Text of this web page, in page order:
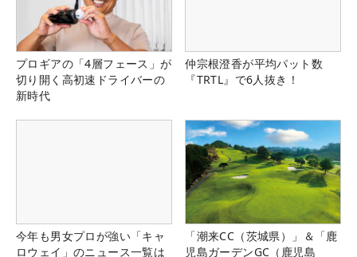
プロギアの「4層フェース」が
切り開く高初速ドライバーの
新時代
仲宗根澄香が平均パット数
『TRTL』で6人抜き！
今年も男女プロが強い「キャ
ロウェイ」のニュース一覧は
「潮来CC（茨城県）」＆「鹿
児島ガーデンGC（鹿児島